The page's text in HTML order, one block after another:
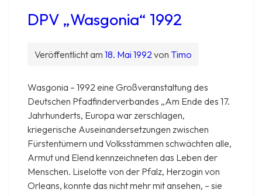
DPV „Wasgonia“ 1992
Veröffentlicht am 18. Mai 1992 von Timo
Wasgonia – 1992 eine Großveranstaltung des
Deutschen Pfadfinderverbandes ​„Am Ende des 17.
Jahrhunderts, Europa war zerschlagen,
kriegerische Auseinandersetzungen zwischen
Fürstentümern und Volksstämmen schwächten alle,
Armut und Elend kennzeichneten das Leben der
Menschen. Liselotte von der Pfalz, Herzogin von
Orleans, konnte das nicht mehr mit ansehen, – sie